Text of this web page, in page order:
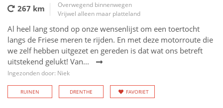
267 km
Overwegend binnenwegen
Vrijwel alleen maar platteland
Al heel lang stond op onze wensenlijst om een toertocht
langs de Friese meren te rijden. En met deze motorroute die
we zelf hebben uitgezet en gereden is dat wat ons betreft
uitstekend gelukt! Van...
Ingezonden door: Niek
RUINEN DRENTHE FAVORIET